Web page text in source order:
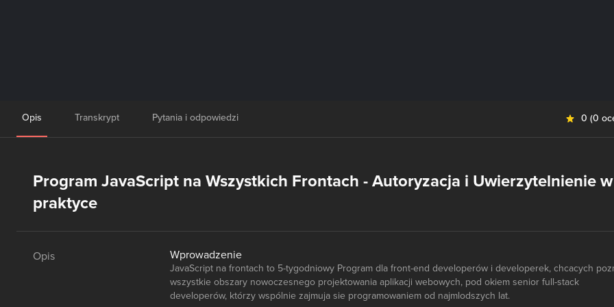
Opis Transkrypt Pytania i odpowiedzi 0 (0
Program JavaScript na Wszystkich Frontach - Autoryzacja i Uwierzytelnienie w
praktyce
Opis Wprowadzenie
JavaScript na frontach to 5-tygodniowy Program dla front-end developerów i developerek, chcacych
wszystkie obszary nowoczesnego projektowania aplikacji webowych, pod okiem senior full-stack
developerów, którzy wspólnie zajmuja sie programowaniem od najmlodszych lat.